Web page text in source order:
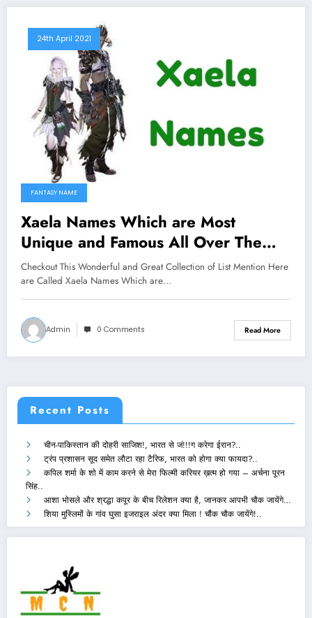
24th April 2021
FANTASY NAME
Xaela Names Which are Most
Unique and Famous All Over The
Worlds
Checkout This Wonderful and Great Collection of List Mention Here
are Called Xaela Names Which are…
Admin 0 Comments Read More
Recent Posts
चीन-पाकिस्तान की दोहरी साजिश!, भारत से जं!!!ग करेगा ईरान?..
ट्रंप प्रशासन सूद समेत लौटा रहा टैरिफ, भारत को होगा क्या फायदा?..
कपिल शर्मा के शो में काम करने से मेरा फिल्मी करियर ख़त्म हो गया – अर्चना पूरन
सिंह..
आशा भोसले और श्रद्धा कपूर के बीच रिलेशन क्या है, जानकर आपभी चौक जायेंगे…
शिया मुस्लिमों के गांव घुसा इजराइल अंदर क्या मिला ! चौंक चौक जायेंगे!..